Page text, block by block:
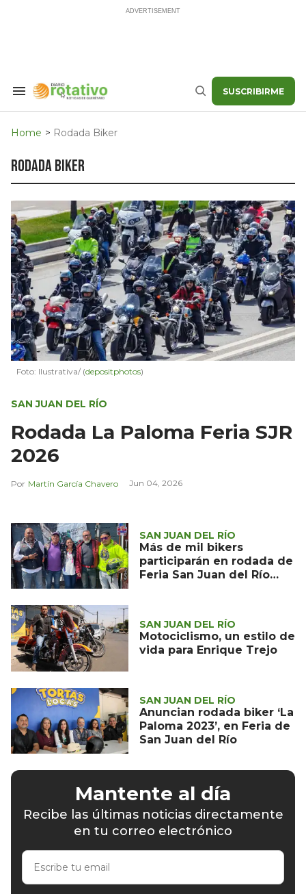
Search
Navigation
Buscar SUSCRIBIRME
Home > Rodada Biker
rodada biker
Foto: Ilustrativa/ (depositphotos)
SAN JUAN DEL RÍO
Rodada La Paloma Feria SJR
2026
Martín García Chavero Jun 04, 2026
SAN JUAN DEL RÍO
Más de mil bikers
participarán en rodada de
Feria San Juan del Río
SAN JUAN DEL RÍO
Motociclismo, un estilo de
vida para Enrique Trejo
SAN JUAN DEL RÍO
Anuncian rodada biker ‘La
Paloma 2023’, en Feria de
San Juan del Río
Mantente al día
Recibe las últimas noticias directamente
en tu correo electrónico
Escribe
email